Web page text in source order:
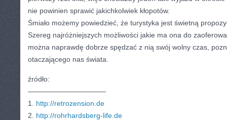
nie powinien sprawić jakichkolwiek kłopotów.
Śmiało możemy powiedzieć, że turystyka jest świetną
Szereg najróżniejszych możliwości jakie ma ona do
można naprawdę dobrze spędzać z nią swój wolny czas,
otaczającego nas świata.
źródło:
———————————
1. http://retrozension.de
2. http://rohrhardsberg-life.de